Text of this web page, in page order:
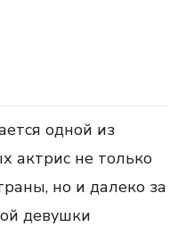
одной из
актрис не только
но и далеко за
девушки